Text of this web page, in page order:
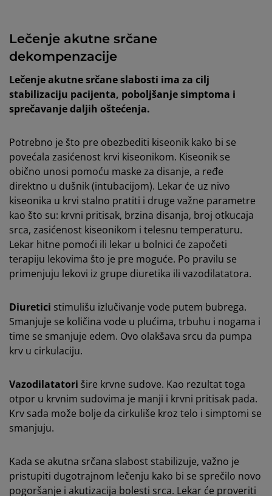
Lečenje akutne srčane
dekompenzacije
Lečenje akutne srčane slabosti ima za cilj
stabilizaciju pacijenta, poboljšanje simptoma i
sprečavanje daljih oštećenja.
Potrebno je što pre obezbediti kiseonik kako bi se
povećala zasićenost krvi kiseonikom. Kiseonik se
obično unosi pomoću maske za disanje, a ređe
direktno u dušnik (intubacijom). Lekar će uz nivo
kiseonika u krvi stalno pratiti i druge važne parametre
kao što su: krvni pritisak, brzina disanja, broj otkucaja
srca, zasićenost kiseonikom i telesnu temperaturu.
Lekar hitne pomoći ili lekar u bolnici će započeti
terapiju lekovima što je pre moguće. Po pravilu se
primenjuju lekovi iz grupe diuretika ili vazodilatatora.
Diuretici stimulišu izlučivanje vode putem bubrega.
Smanjuje se količina vode u plućima, trbuhu i nogama i
time se smanjuje edem. Ovo olakšava srcu da pumpa
krv u cirkulaciju.
Vazodilatatori šire krvne sudove. Kao rezultat toga
otpor u krvnim sudovima je manji i krvni pritisak pada.
Krv sada može bolje da cirkuliše kroz telo i simptomi se
smanjuju.
Kada se akutna srčana slabost stabilizuje, važno je
pristupiti dugotrajnom lečenju kako bi se sprečilo novo
pogoršanje i akutizacija bolesti srca. Lekar će proveriti